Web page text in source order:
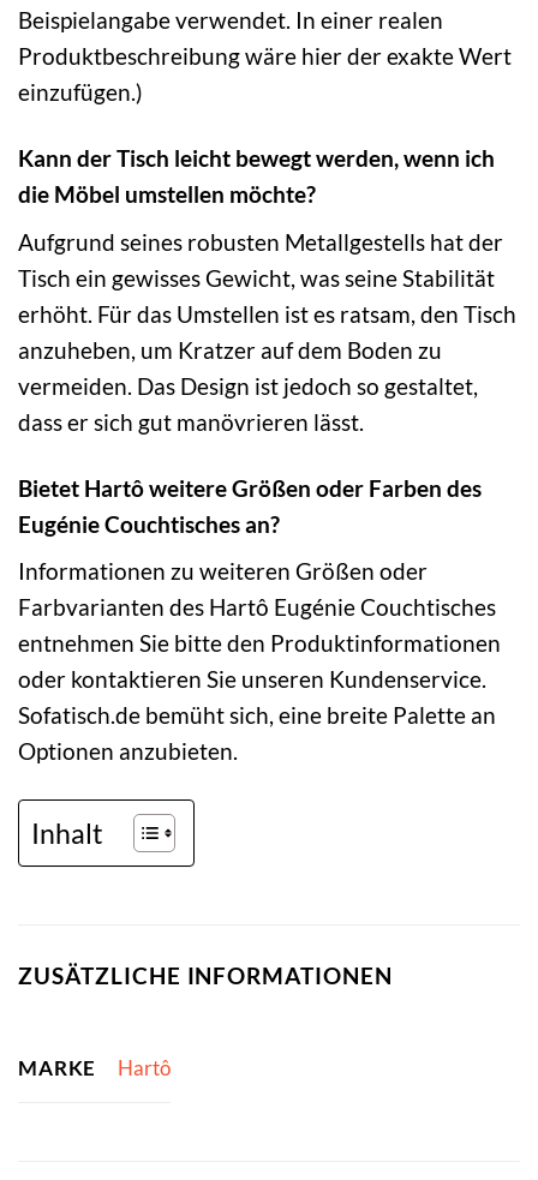
Beispielangabe verwendet. In einer realen
Produktbeschreibung wäre hier der exakte Wert
einzufügen.)
Kann der Tisch leicht bewegt werden, wenn ich
die Möbel umstellen möchte?
Aufgrund seines robusten Metallgestells hat der
Tisch ein gewisses Gewicht, was seine Stabilität
erhöht. Für das Umstellen ist es ratsam, den Tisch
anzuheben, um Kratzer auf dem Boden zu
vermeiden. Das Design ist jedoch so gestaltet,
dass er sich gut manövrieren lässt.
Bietet Hartô weitere Größen oder Farben des
Eugénie Couchtisches an?
Informationen zu weiteren Größen oder
Farbvarianten des Hartô Eugénie Couchtisches
entnehmen Sie bitte den Produktinformationen
oder kontaktieren Sie unseren Kundenservice.
Sofatisch.de bemüht sich, eine breite Palette an
Optionen anzubieten.
Inhalt
ZUSÄTZLICHE INFORMATIONEN
MARKE Hartô